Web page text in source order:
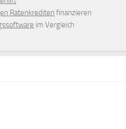
Ratenkrediten finanzieren
im Vergleich